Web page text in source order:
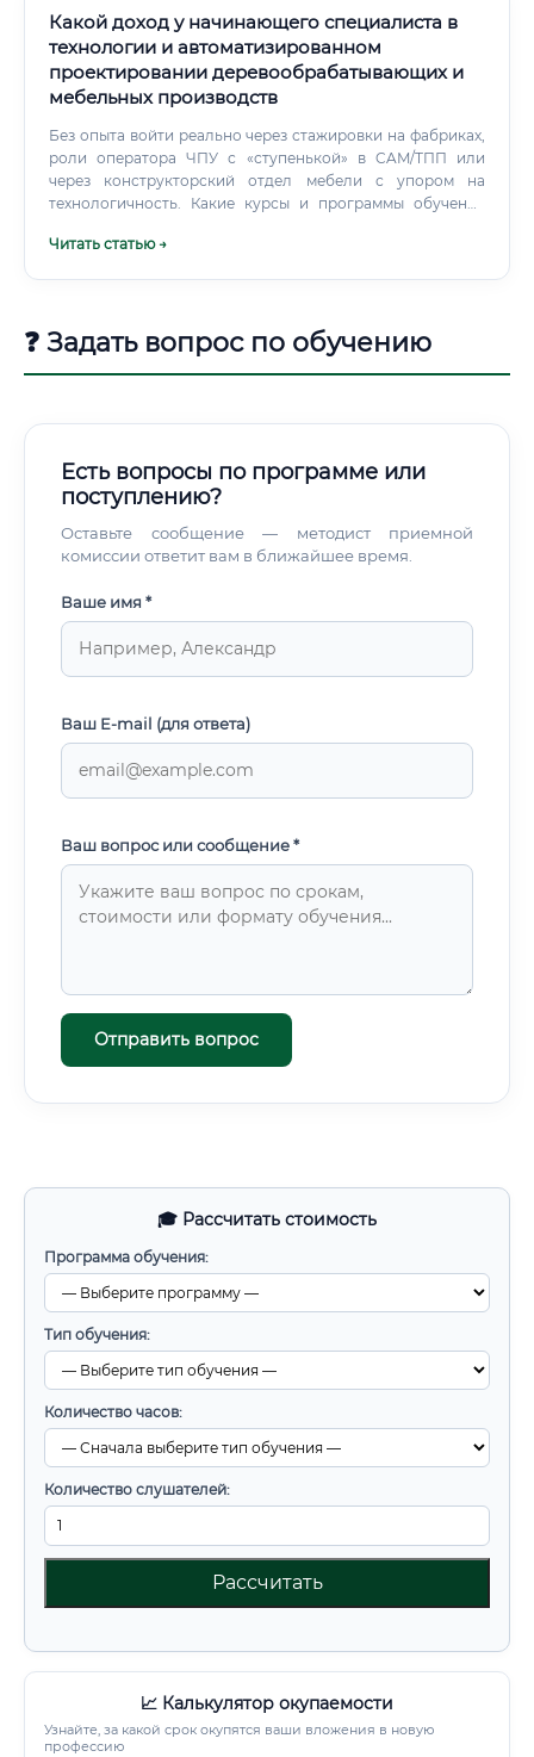
🎓 Рассчитать стоимость
Программа обучения:
Тип обучения:
Количество часов:
Количество слушателей:
Рассчитать
📈 Калькулятор окупаемости
Узнайте, за какой срок окупятся ваши вложения в новую
профессию
Какой доход у начинающего специалиста в
технологии и автоматизированном
проектировании деревообрабатывающих и
мебельных производств
Без опыта войти реально через стажировки на фабриках,
роли оператора ЧПУ с «ступенькой» в CAM/ТПП или
через конструкторский отдел мебели с упором на
технологичность. Какие курсы и программы обучения
ориентированные программы с заданием на реальном
для компоновки.
Читать статью →
❓ Задать вопрос по обучению
Есть вопросы по программе или
поступлению?
Оставьте сообщение — методист приемной
комиссии ответит вам в ближайшее время.
Ваше имя *
Ваш E-mail (для ответа)
Ваш вопрос или сообщение *
Отправить вопрос